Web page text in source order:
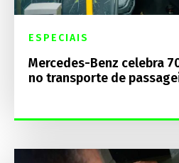
ESPECIAIS
Mercedes-Benz celebra
no transporte de